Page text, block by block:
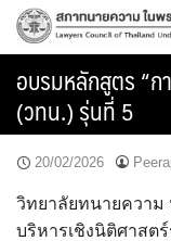
Skip
อบรมหลักสูตร “ก
(วทน.) รุ่นที่ 5
20/02/2026
วิทยาลัยทนายความ
บริหารเชิงนิติศาสต